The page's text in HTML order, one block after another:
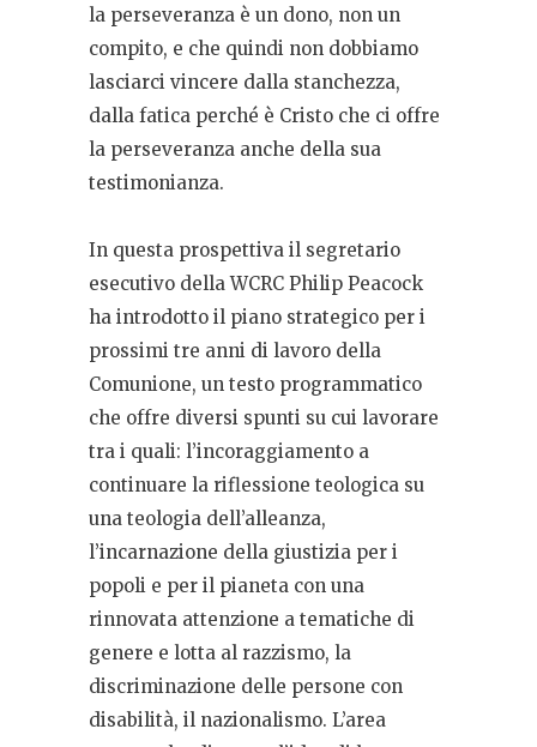
la perseveranza è un dono, non un
compito, e che quindi non dobbiamo
lasciarci vincere dalla stanchezza,
dalla fatica perché è Cristo che ci offre
la perseveranza anche della sua
testimonianza.
In questa prospettiva il segretario
esecutivo della WCRC Philip Peacock
ha introdotto il piano strategico per i
prossimi tre anni di lavoro della
Comunione, un testo programmatico
che offre diversi spunti su cui lavorare
tra i quali: l’incoraggiamento a
continuare la riflessione teologica su
una teologia dell’alleanza,
l’incarnazione della giustizia per i
popoli e per il pianeta con una
rinnovata attenzione a tematiche di
genere e lotta al razzismo, la
discriminazione delle persone con
disabilità, il nazionalismo. L’area